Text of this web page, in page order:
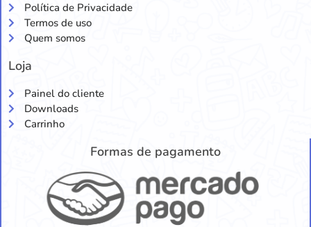
Política de Privacidade
Termos de uso
Quem somos
Loja
Painel do cliente
Downloads
Carrinho
Formas de pagamento